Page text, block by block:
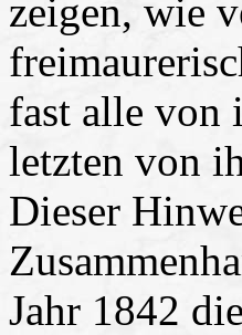
zeigen, wie
fast alle von
letzten von
Dieser
Jahr 1842